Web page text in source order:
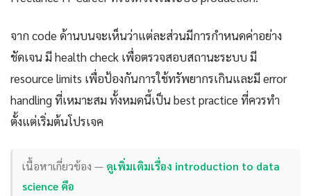
จาก code ด้านบนจะเห็นว่าแต่ละส่วนมีการกำหนดค่าอย่าง
ชัดเจน มี health check เพื่อตรวจสอบสถานะระบบ มี
resource limits เพื่อป้องกันการใช้ทรัพยากรเกินและมี error
handling ที่เหมาะสม ทั้งหมดนี้เป็น best practice ที่ควรทำ
ตั้งแต่เริ่มต้นโปรเจค
เนื้อหาเกี่ยวข้อง — ดูเพิ่มเติมเรื่อง introduction to data
science คือ